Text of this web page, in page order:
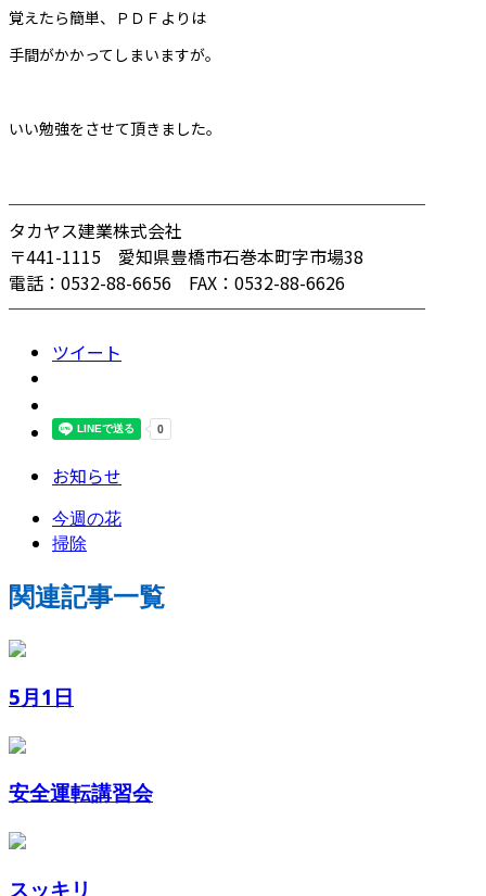
覚えたら簡単、ＰＤＦよりは
手間がかかってしまいますが。
いい勉強をさせて頂きました。
────────────────────────
タカヤス建業株式会社
〒441-1115 愛知県豊橋市石巻本町字市場38
電話：0532-88-6656 FAX：0532-88-6626
────────────────────────
ツイート
お知らせ
今週の花
掃除
関連記事一覧
5月1日
安全運転講習会
スッキリ